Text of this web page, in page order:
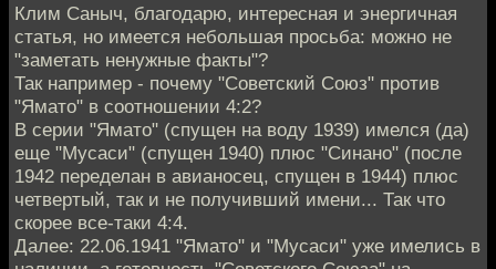
Клим Саныч, благодарю, интересная и энергичная
статья, но имеется небольшая просьба: можно не
"заметать ненужные факты"?
Так например - почему "Советский Союз" против
"Ямато" в соотношении 4:2?
В серии "Ямато" (спущен на воду 1939) имелся (да)
еще "Мусаси" (спущен 1940) плюс "Синано" (после
1942 переделан в авианосец, спущен в 1944) плюс
четвертый, так и не получивший имени... Так что
скорее все-таки 4:4.
Далее: 22.06.1941 "Ямато" и "Мусаси" уже имелись в